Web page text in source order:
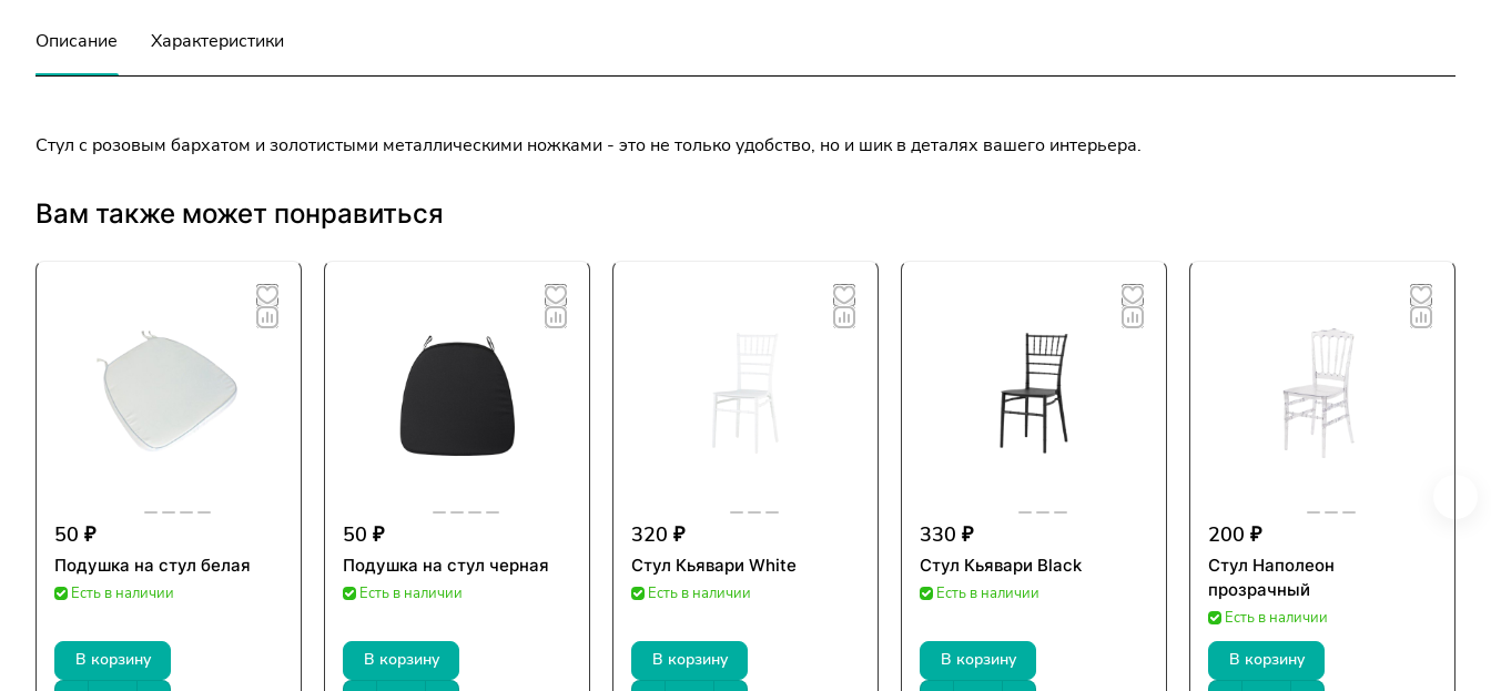
Описание Характеристики
Стул с розовым бархатом и золотистыми металлическими ножками - это не только удобство, но и шик в деталях вашего интерьера.
Вам также может понравиться
50 ₽
Подушка на стул белая
Есть в наличии
В корзину
50 ₽
Подушка на стул черная
Есть в наличии
В корзину
320 ₽
Стул Кьявари White
Есть в наличии
В корзину
330 ₽
Стул Кьявари Black
Есть в наличии
В корзину
200 ₽
Стул Наполеон
прозрачный
Есть в наличии
В корзину